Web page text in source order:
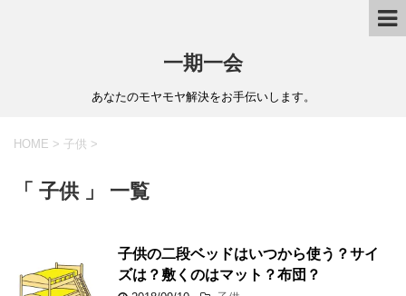
一期一会
あなたのモヤモヤ解決をお手伝いします。
HOME > 子供 >
「 子供 」 一覧
子供の二段ベッドはいつから使う？サイ
ズは？敷くのはマット？布団？